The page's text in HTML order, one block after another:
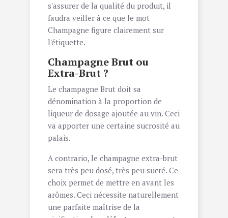
s'assurer de la qualité du produit, il
faudra veiller à ce que le mot
Champagne figure clairement sur
l'étiquette.
Champagne Brut ou
Extra-Brut ?
Le champagne Brut doit sa
dénomination à la proportion de
liqueur de dosage ajoutée au vin. Ceci
va apporter une certaine sucrosité au
palais.
A contrario, le champagne extra-brut
sera très peu dosé, très peu sucré. Ce
choix permet de mettre en avant les
arômes. Ceci nécessite naturellement
une parfaite maîtrise de la